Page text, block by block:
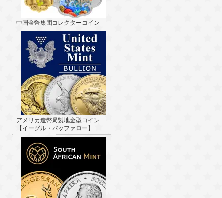
中国金幣集団コレクターコイン
アメリカ造幣局製地金型コイン
【イーグル・バッファロー】